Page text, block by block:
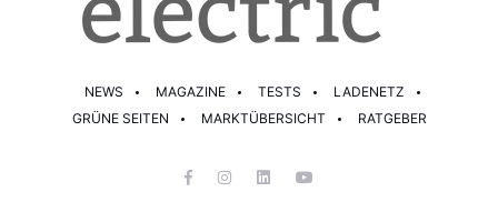
NEWS MAGAZINE TESTS
LADENETZ
GRÜNE SEITEN
MARKTÜBERSICHT RATGEBER